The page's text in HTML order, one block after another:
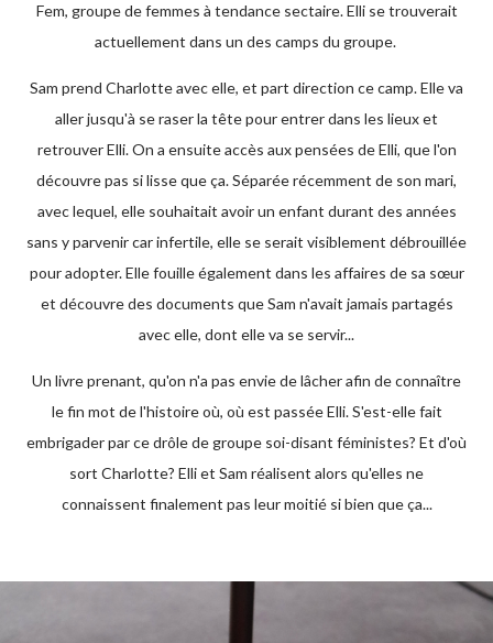
Fem, groupe de femmes à tendance sectaire. Elli se trouverait
actuellement dans un des camps du groupe.
Sam prend Charlotte avec elle, et part direction ce camp. Elle va
aller jusqu'à se raser la tête pour entrer dans les lieux et
retrouver Elli. On a ensuite accès aux pensées de Elli, que l'on
découvre pas si lisse que ça. Séparée récemment de son mari,
avec lequel, elle souhaitait avoir un enfant durant des années
sans y parvenir car infertile, elle se serait visiblement débrouillée
pour adopter. Elle fouille également dans les affaires de sa sœur
et découvre des documents que Sam n'avait jamais partagés
avec elle, dont elle va se servir...
Un livre prenant, qu'on n'a pas envie de lâcher afin de connaître
le fin mot de l'histoire où, où est passée Elli. S'est-elle fait
embrigader par ce drôle de groupe soi-disant féministes? Et d'où
sort Charlotte? Elli et Sam réalisent alors qu'elles ne
connaissent finalement pas leur moitié si bien que ça...